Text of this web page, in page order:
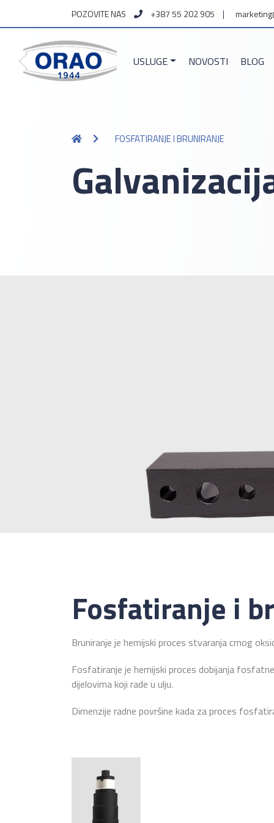
POZOVITE NAS +387 55 202 905
USLUGE NOVOSTI BLOG
FOSFATIRANJE I BRUNIRANJE
Fosfatiranje i
Bruniranje je hemijski proces stvaranja crnog
Fosfatiranje je hemijski proces dobijanja
dijelovima koji rade u ulju.
Dimenzije radne površine kada za proces